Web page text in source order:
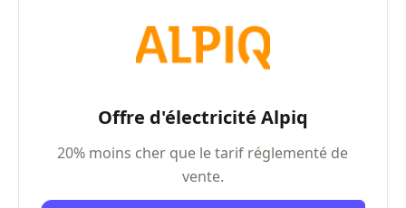
Offre d'électricité Alpiq
20% moins cher que le tarif réglementé de
vente.